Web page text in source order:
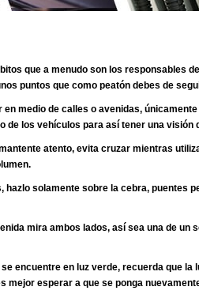
que a menudo son los responsables
puntos que como peatón debes de
en medio de calles o avenidas,
de los vehículos para así tener una visión
atento, evita cruzar mientras
hazlo solamente sobre la cebra, puentes
mira ambos lados, así sea una de un
encuentre en luz verde, recuerda que
mejor esperar a que se ponga